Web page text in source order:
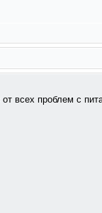
всех проблем с